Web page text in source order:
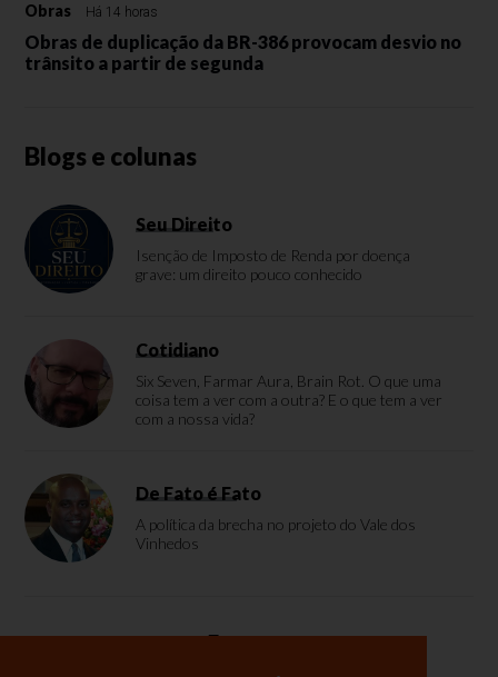
Obras Há 14 horas
Obras de duplicação da BR-386 provocam desvio no
trânsito a partir de segunda
Blogs e colunas
Seu Direito
Isenção de Imposto de Renda por doença
grave: um direito pouco conhecido
Cotidiano
Six Seven, Farmar Aura, Brain Rot. O que uma
coisa tem a ver com a outra? E o que tem a ver
com a nossa vida?
De Fato é Fato
A política da brecha no projeto do Vale dos
Vinhedos
Enquete